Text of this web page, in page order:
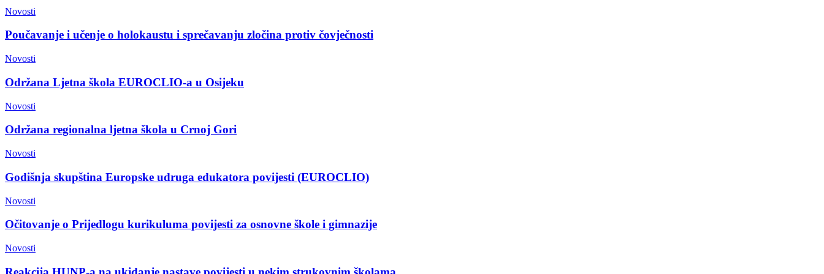
Novosti
Poučavanje i učenje o holokaustu i sprečavanju zločina protiv čovječnosti
Novosti
Održana Ljetna škola EUROCLIO-a u Osijeku
Novosti
Održana regionalna ljetna škola u Crnoj Gori
Novosti
Godišnja skupština Europske udruga edukatora povijesti (EUROCLIO)
Novosti
Očitovanje o Prijedlogu kurikuluma povijesti za osnovne škole i gimnazije
Novosti